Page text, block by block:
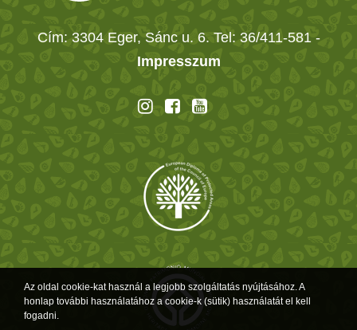
Cím: 3304 Eger, Sánc u. 6. Tel: 36/411-581 -
Impresszum
Az oldal cookie-kat használ a legjobb szolgáltatás nyújtásához. A
honlap további használatához a cookie-k (sütik) használatát el kell
fogadni.